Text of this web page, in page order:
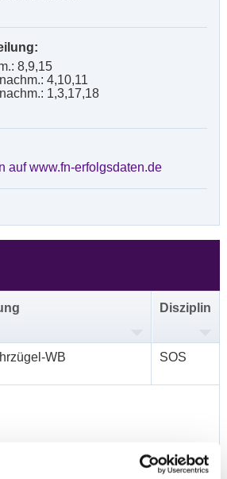
8,9,15
4,10,11
1,3,17,18
auf www.fn-erfolgsdaten.de
Disziplin
WB SOS